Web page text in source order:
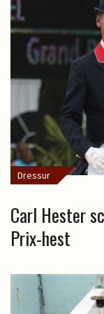
Dressur
Carl Hester
Prix-hest